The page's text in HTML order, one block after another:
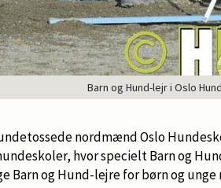
Barn og Hund-lejr i Oslo
nordmænd Oslo
hvor specielt Barn og
Barn og Hund-lejre for børn og unge